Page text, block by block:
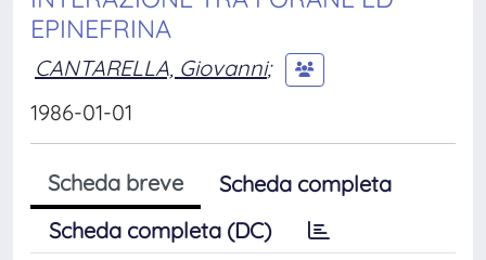
EPINEFRINA
CANTARELLA, Giovanni;
1986-01-01
Scheda breve
Scheda completa
Scheda completa (DC)